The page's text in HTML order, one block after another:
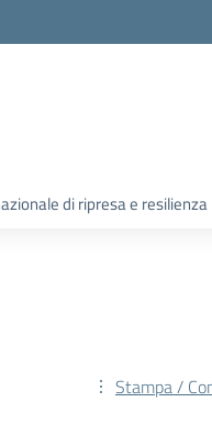
di ripresa e resilienza
Stampa /